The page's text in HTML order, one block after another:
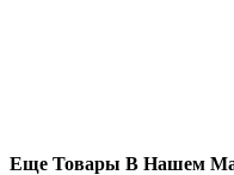
Еще Товары В Нашем